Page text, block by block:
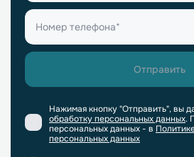
Нажимая кнопку "Отправить", вы
обработку персональных данных.
персональных данных - в
персональных данных